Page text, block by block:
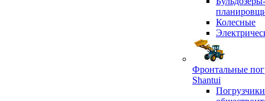
Колесные
Фронтальные
Shantui